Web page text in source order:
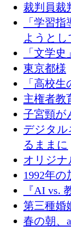
裁判員裁
「学習
ようとし
「文学
東京都様
「高校
主権者教
子宮頸が
デジタル
るままに
オリジナ
1992年の
『AI vs.
第三種婚
春の朝、